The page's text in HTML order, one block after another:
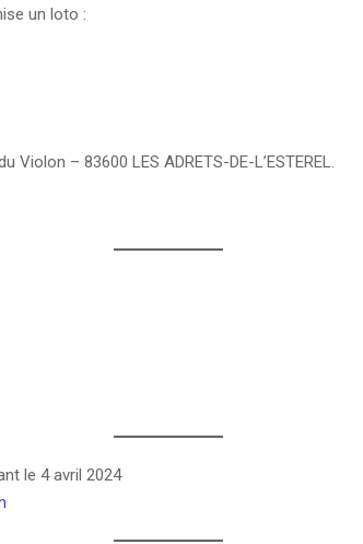
un loto :
– 83600 LES ADRETS-DE-L’ESTEREL.
le 4 avril 2024